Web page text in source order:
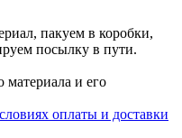
пакуем в коробки,
посылку в пути.
материала и его
оплаты и доставки